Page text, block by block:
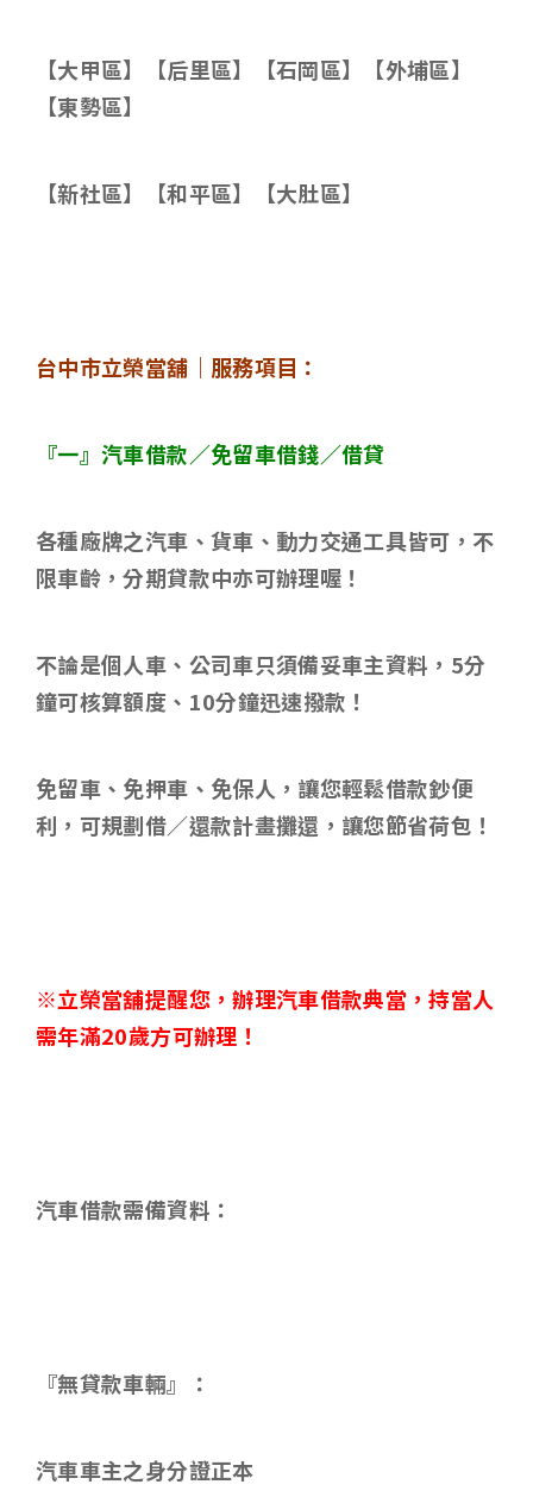
【大甲區】【后里區】【石岡區】【外埔區】
【東勢區】
【新社區】【和平區】【大肚區】
台中市立榮當舖｜服務項目：
『一』汽車借款／免留車借錢／借貸
各種廠牌之汽車、貨車、動力交通工具皆可，不
限車齡，分期貸款中亦可辦理喔！
不論是個人車、公司車只須備妥車主資料， 5分
鐘可核算額度、 10分鐘迅速撥款！
免留車、免押車、免保人，讓您輕鬆借款鈔便
利，可規劃借／還款計畫攤還，讓您節省荷包！
※立榮當舖提醒您，辦理汽車借款典當，持當人
需年滿20歲方可辦理！
汽車借款需備資料：
『無貸款車輛』：
汽車車主之身分證正本